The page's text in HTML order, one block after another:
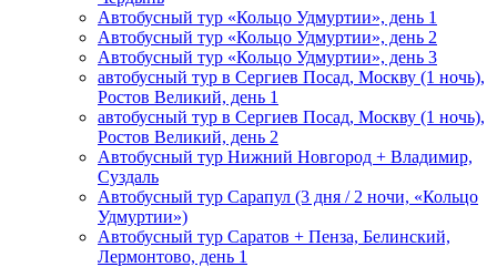
Автобусный тур «Кольцо Удмуртии», день 1
Автобусный тур «Кольцо Удмуртии», день 2
Автобусный тур «Кольцо Удмуртии», день 3
автобусный тур в Сергиев Посад, Москву (1 ночь),
Ростов Великий, день 1
автобусный тур в Сергиев Посад, Москву (1 ночь),
Ростов Великий, день 2
Автобусный тур Нижний Новгород + Владимир,
Суздаль
Автобусный тур Сарапул (3 дня / 2 ночи, «Кольцо
Удмуртии»)
Автобусный тур Саратов + Пенза, Белинский,
Лермонтово, день 1